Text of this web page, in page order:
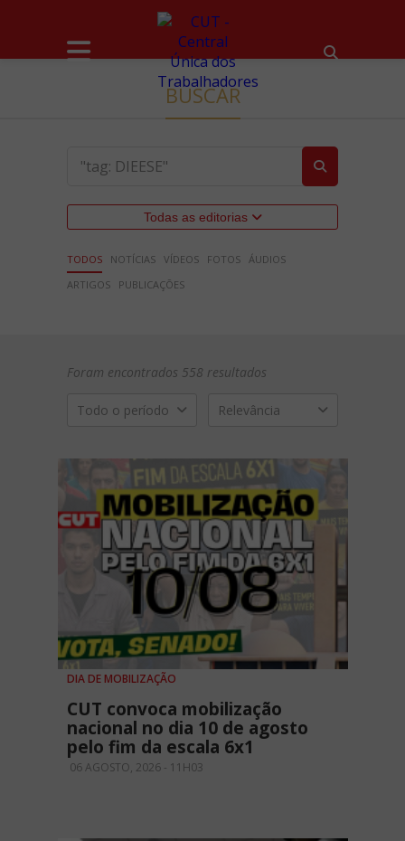
BUSCAR
Todas as editorias
TODOS NOTÍCIAS VÍDEOS FOTOS ÁUDIOS
ARTIGOS
PUBLICAÇÕES
Foram encontrados 558 resultados
Todo o período Relevância
DIA DE MOBILIZAÇÃO
CUT convoca mobilização
nacional no dia 10 de agosto
pelo fim da escala 6x1
06 AGOSTO, 2026 - 11H03